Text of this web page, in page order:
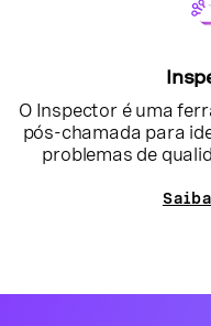
O Inspector é uma
pós-chamada para
problemas de